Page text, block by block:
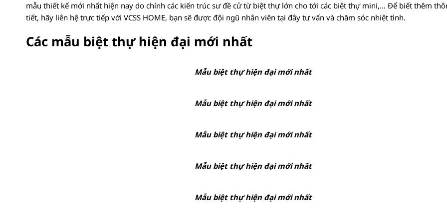
mẫu thiết kế mới nhất hiện nay do chính các kiến trúc sư đề cử từ biệt thự lớn cho tới các biệt thự mini,… Để biết thêm
tiết, hãy liên hệ trực tiếp với VCSS HOME, bạn sẽ được đội ngũ nhân viên tại đây tư vấn và chăm sóc nhiệt tình.
Các mẫu biệt thự hiện đại mới nhất
Mẫu biệt thự hiện đại mới nhất
Mẫu biệt thự hiện đại mới nhất
Mẫu biệt thự hiện đại mới nhất
Mẫu biệt thự hiện đại mới nhất
Mẫu biệt thự hiện đại mới nhất